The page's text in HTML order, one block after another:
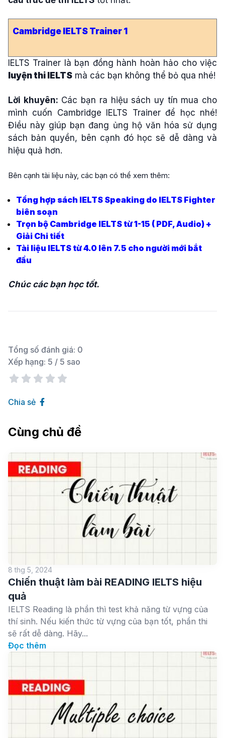
Cambridge IELTS Trainer 1
IELTS Trainer là bạn đồng hành hoàn hảo cho việc
luyện thi IELTS mà các bạn không thể bỏ qua nhé!
Lời khuyên: Các bạn ra hiệu sách uy tín mua cho
mình cuốn Cambridge IELTS Trainer để học nhé!
Điều này giúp bạn đang ủng hộ văn hóa sử dụng
sách bản quyền, bên cạnh đó học sẽ dễ dàng và
hiệu quả hơn.
Bên cạnh tài liệu này, các bạn có thể xem thêm:
Tổng hợp sách IELTS Speaking do IELTS Fighter
biên soạn
Trọn bộ Cambridge IELTS từ 1-15 ( PDF, Audio) +
Giải Chi tiết
Tài liệu IELTS từ 4.0 lên 7.5 cho người mới bắt
đầu
Chúc các bạn học tốt.
Tổng số đánh giá: 0
Xếp hạng: 5 / 5 sao
Chia sẻ
Cùng chủ đề
8 thg 5, 2024
Chiến thuật làm bài READING IELTS hiệu
quả
IELTS Reading là phần thì test khả năng từ vựng của
thí sinh. Nếu kiến thức từ vựng của bạn tốt, phần thi
sẽ rất dễ dàng. Hãy...
Đọc thêm